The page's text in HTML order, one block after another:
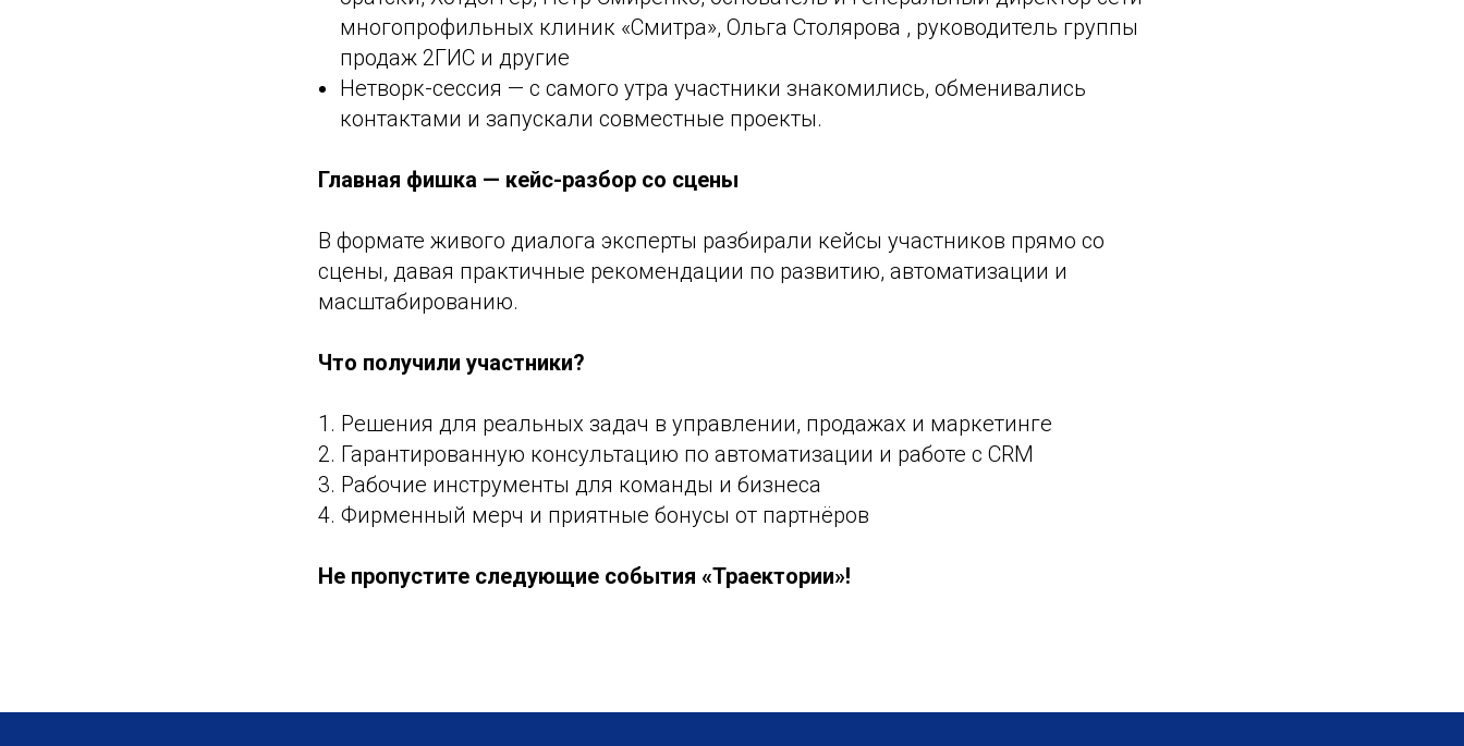
многопрофильных клиник «Смитра», Ольга Столярова , руководитель группы
продаж 2ГИС и другие
Нетворк-сессия — с самого утра участники знакомились, обменивались
контактами и запускали совместные проекты.
Главная фишка — кейс-разбор со сцены
В формате живого диалога эксперты разбирали кейсы участников прямо со
сцены, давая практичные рекомендации по развитию, автоматизации и
масштабированию.
Что получили участники?
1. Решения для реальных задач в управлении, продажах и маркетинге
2. Гарантированную консультацию по автоматизации и работе с CRM
3. Рабочие инструменты для команды и бизнеса
4. Фирменный мерч и приятные бонусы от партнёров
Не пропустите следующие события «Траектории»!